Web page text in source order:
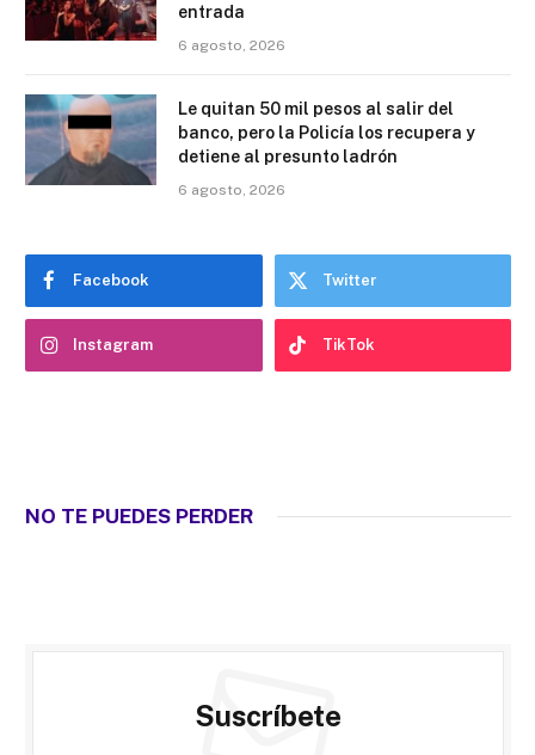
entrada
6 agosto, 2026
Le quitan 50 mil pesos al salir del
banco, pero la Policía los recupera y
detiene al presunto ladrón
6 agosto, 2026
Facebook Twitter
Instagram TikTok
NO TE PUEDES PERDER
Suscríbete